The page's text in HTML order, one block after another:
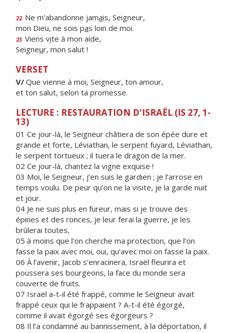
22 Ne m'abandonne jamais, Seigneur,
mon Dieu, ne sois pas loin de moi.
23 Viens vite à mon aide,
Seigneur, mon salut !
VERSET
V/ Que vienne à moi, Seigneur, ton amour,
et ton salut, selon ta promesse.
LECTURE : RESTAURATION D'ISRAËL (IS 27, 1-
13)
01 Ce jour-là, le Seigneur châtiera de son épée dure et
grande et forte, Léviathan, le serpent fuyard, Léviathan,
le serpent tortueux ; il tuera le dragon de la mer.
02 Ce jour-là, chantez la vigne exquise !
03 Moi, le Seigneur, j’en suis le gardien ; je l’arrose en
temps voulu. De peur qu’on ne la visite, je la garde nuit
et jour.
04 Je ne suis plus en fureur, mais si je trouve des
épines et des ronces, je leur ferai la guerre, je les
brûlerai toutes,
05 à moins que l’on cherche ma protection, que l’on
fasse la paix avec moi, oui, qu’avec moi on fasse la paix.
06 À l’avenir, Jacob s’enracinera, Israël fleurira et
poussera ses bourgeons, la face du monde sera
couverte de fruits.
07 Israël a-t-il été frappé, comme le Seigneur avait
frappé ceux qui le frappaient ? A-t-il été égorgé,
comme il avait égorgé ses égorgeurs ?
08 Il l’a condamné au bannissement, à la déportation, il